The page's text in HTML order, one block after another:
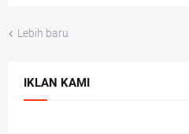
Lebih baru
IKLAN KAMI